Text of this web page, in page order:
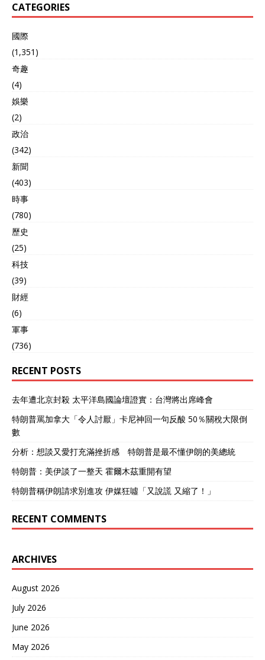
CATEGORIES
國際
(1,351)
奇趣
(4)
娛樂
(2)
政治
(342)
新聞
(403)
時事
(780)
歷史
(25)
科技
(39)
財經
(6)
軍事
(736)
RECENT POSTS
去年遭北京封殺 太平洋島國論壇證實：台灣將出席峰會
特朗普罵加拿大「令人討厭」卡尼神回一句反酸 50％關稅大限倒
數
分析：想談又愛打充滿挫折感 特朗普是最不懂伊朗的美總統
特朗普：美伊談了一整天 霍爾木茲重開有望
特朗普稱伊朗請求別進攻 伊媒狂噓「又說謊 又縮了！」
RECENT COMMENTS
ARCHIVES
August 2026
July 2026
June 2026
May 2026